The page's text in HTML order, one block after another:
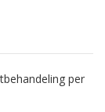
per